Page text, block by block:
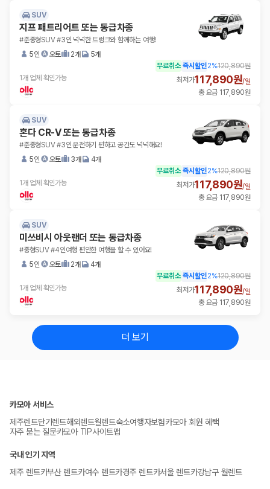
SUV
지프 패트리어트 또는 동급차종
#준중형SUV #3인 넉넉한 트렁크와 함께하는 여행!
5인
오토 2개 5개
1개 업체 확인가능
무료취소 즉시할인2%120,890원
최저가117,890원/일
총 요금 117,890원
SUV
혼다 CR-V 또는 동급차종
#준중형SUV #3인 운전하기 편하고 공간도 넉넉해요!
5인
오토 3개 4개
1개 업체 확인가능
무료취소 즉시할인2%120,890원
최저가117,890원/일
총 요금 117,890원
SUV
미쓰비시 아웃랜더 또는 동급차종
#중형SUV #4인여행 편안한 여행을 할 수 있어요!
5인
오토 2개 4개
1개 업체 확인가능
무료취소 즉시할인2%120,890원
최저가117,890원/일
총 요금 117,890원
더 보기
카모아 서비스
제주렌트단기렌트해외렌트월렌트숙소여행자보험카모아 회원 혜택
자주 묻는 질문카모아 TIP사이트맵
국내 인기 지역
제주 렌트카부산 렌트카여수 렌트카경주 렌트카서울 렌트카강남구 월렌트